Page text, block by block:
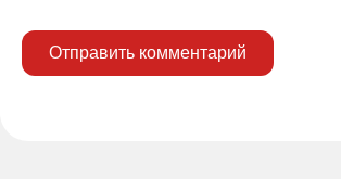
Отправить комментарий